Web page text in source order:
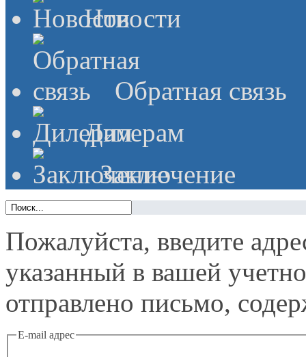
Новости
Обратная связь
Дилерам
Заключение
Пожалуйста, введите
указанный в вашей
отправлено письмо,
E-mail адрес